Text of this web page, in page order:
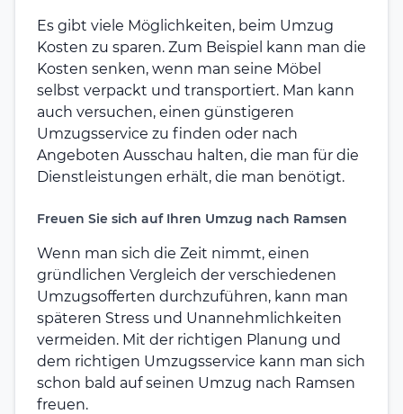
Es gibt viele Möglichkeiten, beim Umzug
Kosten zu sparen. Zum Beispiel kann man die
Kosten senken, wenn man seine Möbel
selbst verpackt und transportiert. Man kann
auch versuchen, einen günstigeren
Umzugsservice zu finden oder nach
Angeboten Ausschau halten, die man für die
Dienstleistungen erhält, die man benötigt.
Freuen Sie sich auf Ihren Umzug nach Ramsen
Wenn man sich die Zeit nimmt, einen
gründlichen Vergleich der verschiedenen
Umzugsofferten durchzuführen, kann man
späteren Stress und Unannehmlichkeiten
vermeiden. Mit der richtigen Planung und
dem richtigen Umzugsservice kann man sich
schon bald auf seinen Umzug nach Ramsen
freuen.